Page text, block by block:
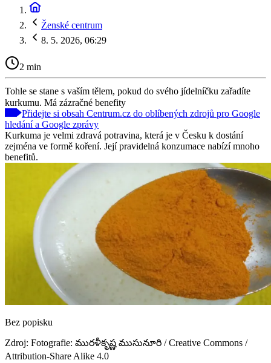
Ženské centrum
8. 5. 2026, 06:29
2 min
Tohle se stane s vaším tělem, pokud do svého jídelníčku zařadíte
kurkumu. Má zázračné benefity
Přidejte si obsah Centrum.cz do oblíbených zdrojů pro Google
hledání a Google zprávy
Kurkuma je velmi zdravá potravina, která je v Česku k dostání
zejména ve formě koření. Její pravidelná konzumace nabízí mnoho
benefitů.
Bez popisku
Zdroj: Fotografie: మురళీకృష్ణ ముసునూరి / Creative Commons /
Attribution-Share Alike 4.0